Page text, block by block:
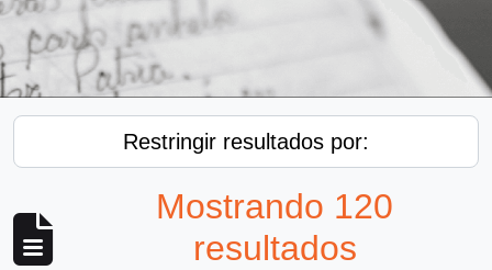
Restringir resultados por:
Mostrando 120
resultados